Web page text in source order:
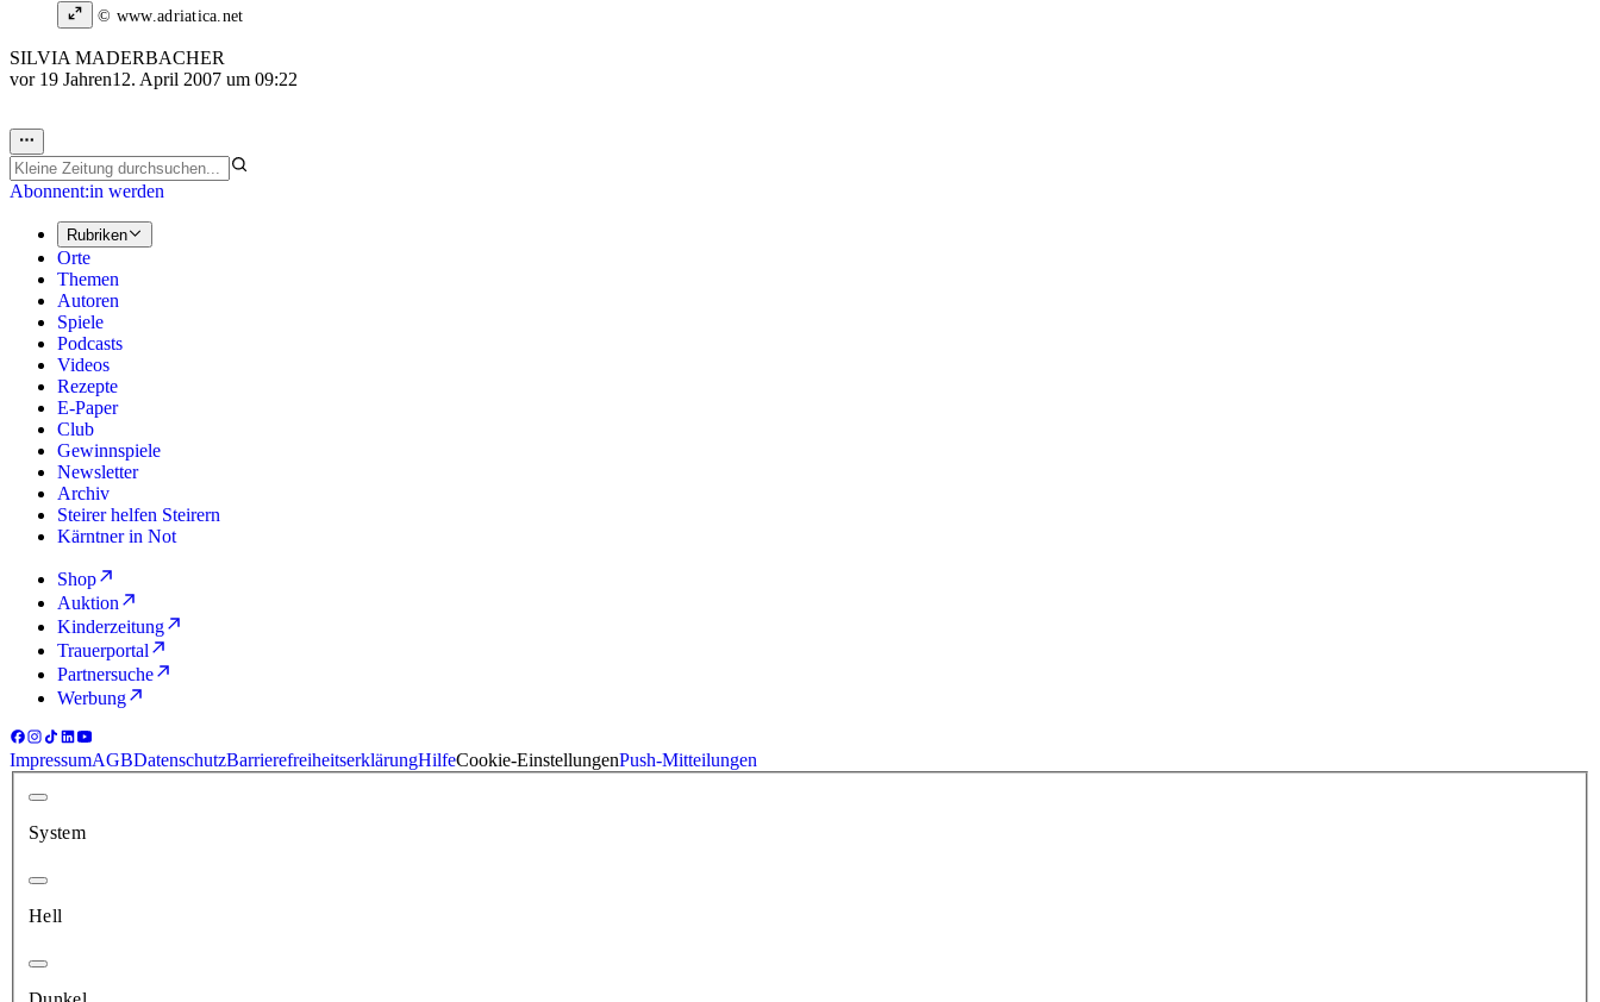
© www.adriatica.net
SILVIA MADERBACHER
vor 19 Jahren12. April 2007 um 09:22
Abonnent:in werden
Rubriken
Orte
Themen
Autoren
Spiele
Podcasts
Videos
Rezepte
E-Paper
Club
Gewinnspiele
Newsletter
Archiv
Steirer helfen Steirern
Kärntner in Not
Shop
Auktion
Kinderzeitung
Trauerportal
Partnersuche
Werbung
ImpressumAGBDatenschutzBarrierefreiheitserklärungHilfeCookie-EinstellungenPush-Mitteilungen
System
Hell